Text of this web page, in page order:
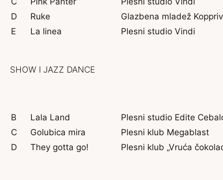
D
Ruke
Glazbena mladež
E
La linea Plesni studio Vindi
SHOW I JAZZ DANCE
B Lala Land
Plesni studio Edite
C
Golubica mira
Plesni klub Megablast
D
They gotta go! Plesni klub „Vruća